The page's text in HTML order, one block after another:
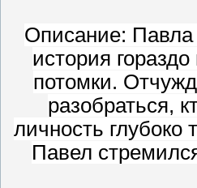
Описание: Павла
история
потомки.
разобраться,
личность
Павел